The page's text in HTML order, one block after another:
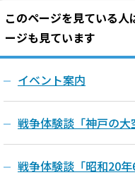
このページを見ている人
ージも見ています
イベント案内
戦争体験談「神戸の大
戦争体験談「昭和20